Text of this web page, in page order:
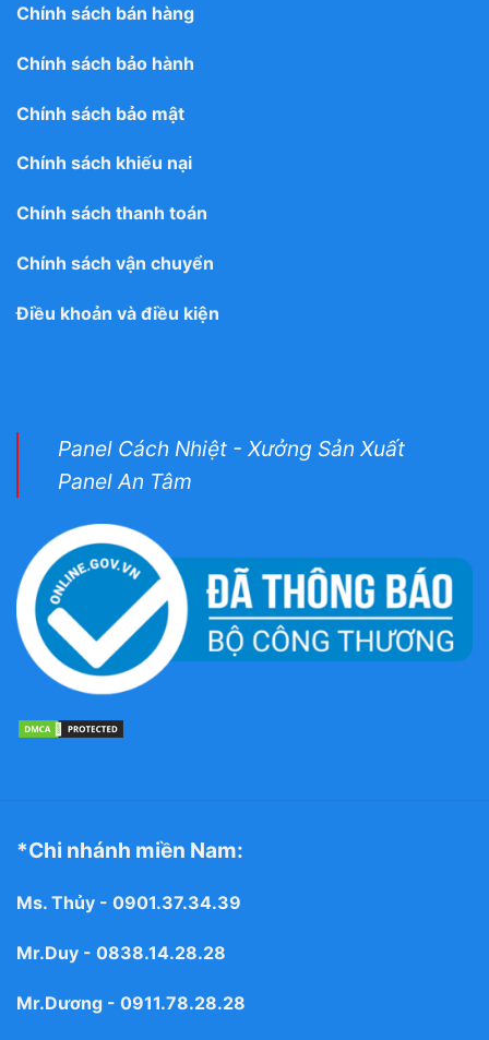
Chính sách bán hàng
Chính sách bảo hành
Chính sách bảo mật
Chính sách khiếu nại
Chính sách thanh toán
Chính sách vận chuyển
Điều khoản và điều kiện
Panel Cách Nhiệt - Xưởng Sản Xuất
Panel An Tâm
*Chi nhánh miền Nam:
Ms. Thủy - 0901.37.34.39
Mr.Duy - 0838.14.28.28
Mr.Dương - 0911.78.28.28